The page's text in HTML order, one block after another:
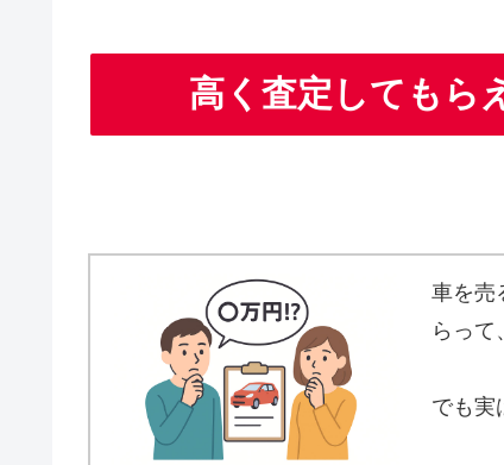
高く査定してもら
車を売
らって
でも実